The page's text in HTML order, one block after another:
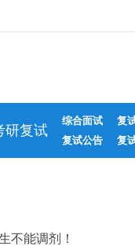
研复试
综合面试
复
复试公告
复
不能调剂！